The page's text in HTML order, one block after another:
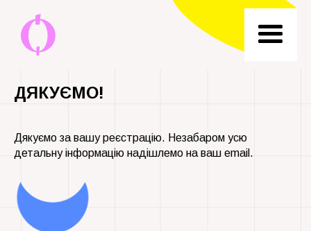
ДЯКУЄМО!
Дякуємо за вашу реєстрацію. Незабаром усю
детальну інформацію надішлемо на ваш email.